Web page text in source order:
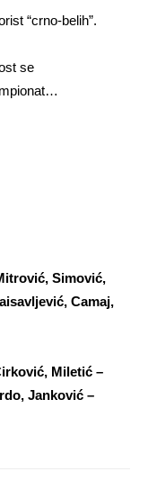
“crno-belih”.
se
Simović,
Camaj,
Miletić –
Janković –